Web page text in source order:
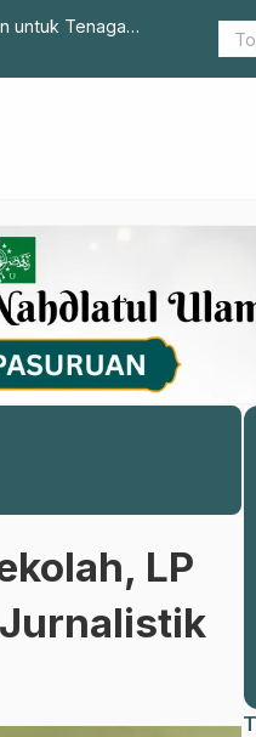
untuk Tenaga
Pesan
LP